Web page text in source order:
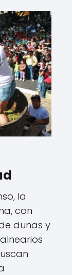
la
con
dunas y